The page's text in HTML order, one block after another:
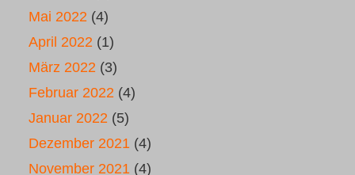
Mai 2022 (4)
April 2022 (1)
März 2022 (3)
Februar 2022 (4)
Januar 2022 (5)
Dezember 2021 (4)
November 2021 (4)